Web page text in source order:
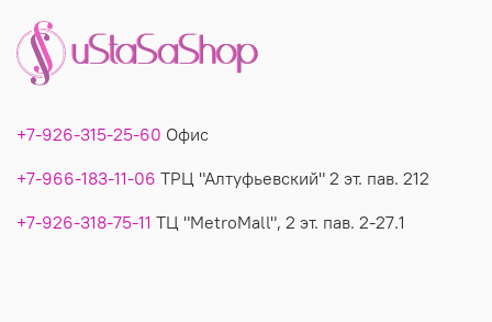
+7-926-315-25-60 Офис
+7-966-183-11-06 ТРЦ "Алтуфьевский" 2 эт. пав. 212
+7-926-318-75-11 ТЦ "MetroMall", 2 эт. пав. 2-27.1